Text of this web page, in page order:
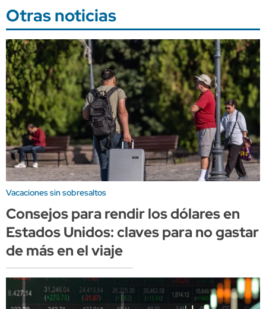
Otras noticias
Vacaciones sin sobresaltos
Consejos para rendir los dólares en
Estados Unidos: claves para no gastar
de más en el viaje